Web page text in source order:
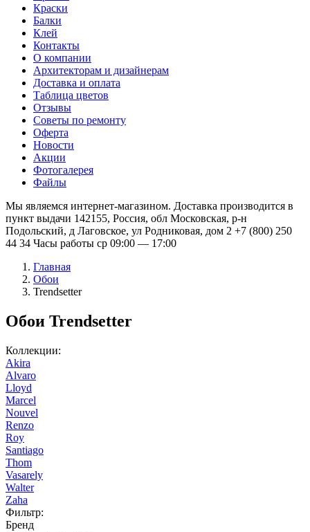
Краски
Балки
Клей
Контакты
О компании
Архитекторам и дизайнерам
Доставка и оплата
Таблица цветов
Отзывы
Советы по ремонту
Оферта
Новости
Акции
Фотогалерея
Файлы
Мы являемся интернет-магазином. Доставка производится в
пункт выдачи 142155, Россия, обл Московская, р-н
Подольский, д Лаговское, ул Родниковая, дом 2 +7 (800) 250
44 34 Часы работы ср 09:00 — 17:00
Главная
Обои
Trendsetter
Обои Trendsetter
Коллекции:
Akira
Alvaro
Lloyd
Marcel
Nouvel
Renzo
Roy
Santiago
Thom
Vasarely
Walter
Zaha
Фильтр:
Бренд